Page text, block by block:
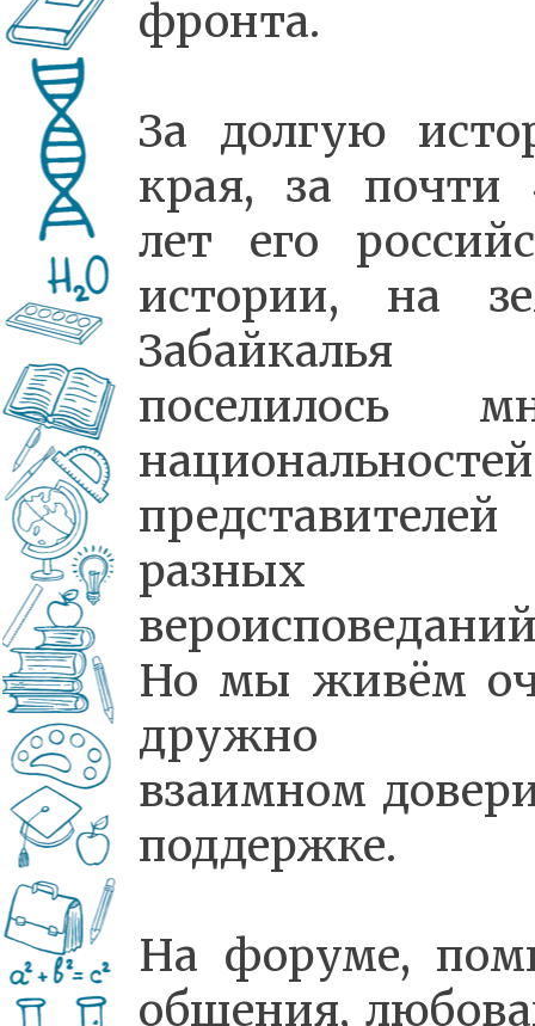
фронта.
За долгую
края, за почти
лет его
истории, на
Забайкалья
поселилось
представителей
разных
Но мы живём
дружно
взаимном
поддержке.
На форуме,
общения,